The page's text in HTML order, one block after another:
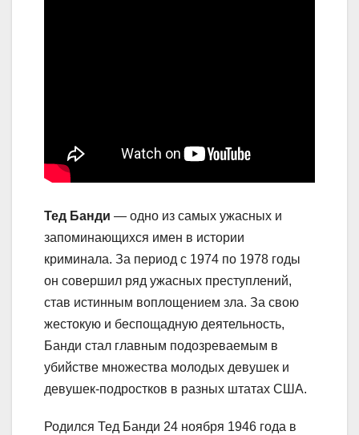
Тед Банди — одно из самых ужасных и
запоминающихся имен в истории
криминала. За период с 1974 по 1978 годы
он совершил ряд ужасных преступлений,
став истинным воплощением зла. За свою
жестокую и беспощадную деятельность,
Банди стал главным подозреваемым в
убийстве множества молодых девушек и
девушек-подростков в разных штатах США.
Родился Тед Банди 24 ноября 1946 года в